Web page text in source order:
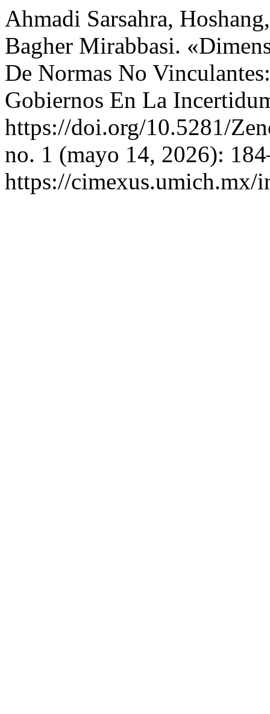
Ahmadi Sarsahra,
Bagher Mirabbasi.
De Normas No
Gobiernos En La
https://doi.org/10.5281/
no. 1 (mayo 14, 2026):
https://cimexus.umich.mx/